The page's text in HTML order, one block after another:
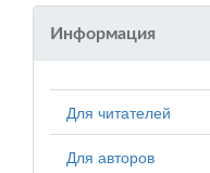
Информация
Для читателей
Для авторов